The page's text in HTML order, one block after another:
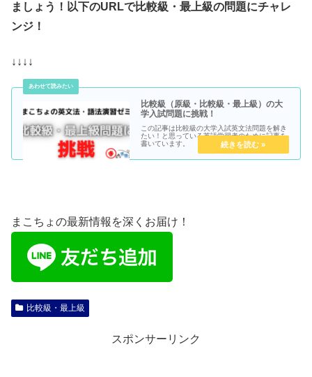
ましょう！以下のURLで比較級・最上級の問題にチャレ
ンジ！
↓↓↓↓
比較級（原級・比較級・最上級）の大
学入試問題に挑戦！
この記事は比較級の大学入試英文法問題を解き
たい！と思っている英語学習者のために記事を
書いています。
まこちょの最新情報を深くお届け！
比較級・最上級
スポンサーリンク